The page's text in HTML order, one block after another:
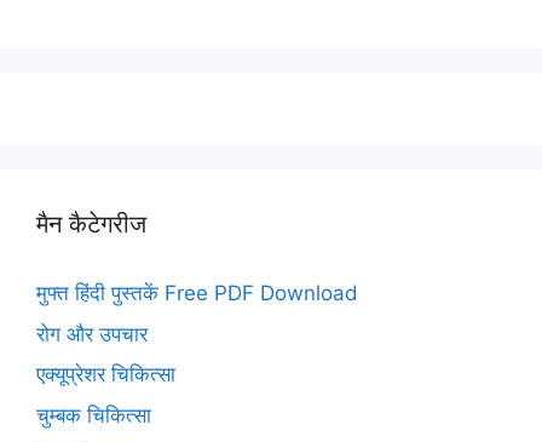
मैन कैटेगरीज
मुफ्त हिंदी पुस्तकें Free PDF Download
रोग और उपचार
एक्यूप्रेशर चिकित्सा
चुम्बक चिकित्सा